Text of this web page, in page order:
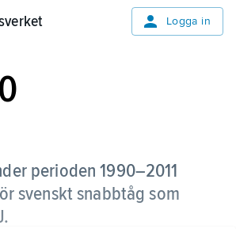
Logga in
perioden 1990–2011
svenskt snabbtåg som